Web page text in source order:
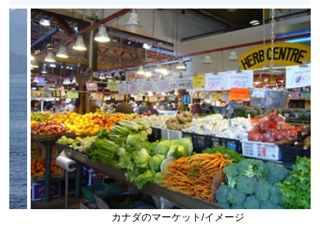
カナダのマーケット/イメージ